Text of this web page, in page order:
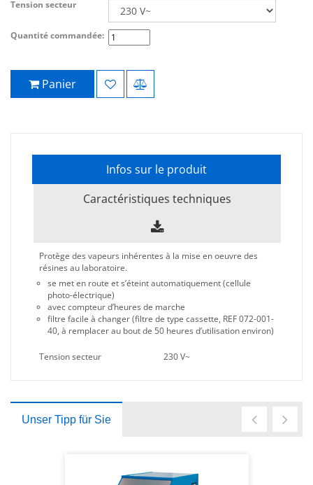
Tension secteur
Quantité commandée:
Panier
Infos sur le produit
Caractéristiques techniques
Protège des vapeurs inhérentes à la mise en oeuvre des
résines au laboratoire.
se met en route et s’éteint automatiquement (cellule
photo-électrique)
avec compteur d’heures de marche
filtre facile à changer (filtre de type cassette, REF 072-001-
40, à remplacer au bout de 50 heures d’utilisation environ)
Tension secteur 230 V~
Unser Tipp für Sie